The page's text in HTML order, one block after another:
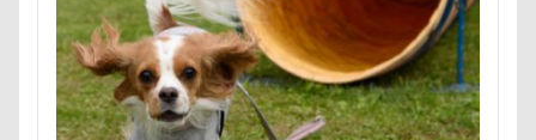
ちょーだいキャバリア
ちくわちゃん
にゃんこ学園
たぷたぷ ひめはるの里
ぶちゃ
ふーくん
ふわもこスヌード ふろく
ふゆちゃ
ふくすけくん
ひんやり ひまわり
ぬいぐるみ